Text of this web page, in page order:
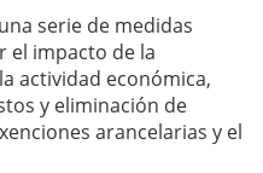
serie de medidas
el impacto de la
actividad económica,
y eliminación de
arancelarias y el